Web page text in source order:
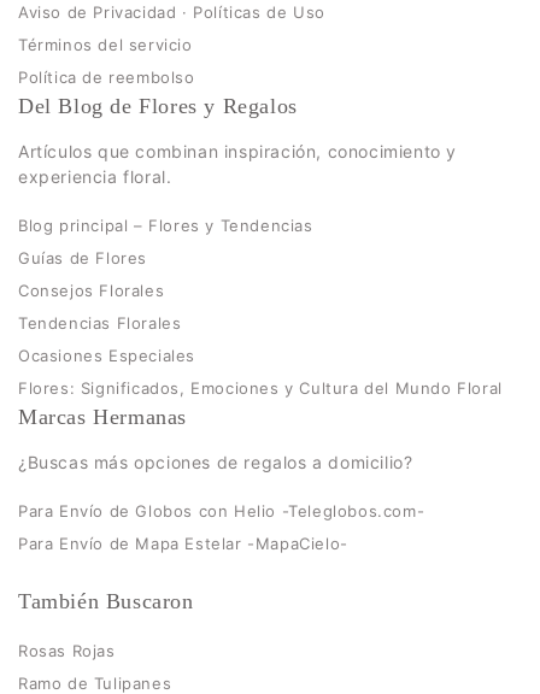
Aviso de Privacidad · Políticas de Uso
Términos del servicio
Política de reembolso
Del Blog de Flores y Regalos
Artículos que combinan inspiración, conocimiento y
experiencia floral.
Blog principal – Flores y Tendencias
Guías de Flores
Consejos Florales
Tendencias Florales
Ocasiones Especiales
Flores: Significados, Emociones y Cultura del Mundo Floral
Marcas Hermanas
¿Buscas más opciones de regalos a domicilio?
Para Envío de Globos con Helio -Teleglobos.com-
Para Envío de Mapa Estelar -MapaCielo-
También Buscaron
Rosas Rojas
Ramo de Tulipanes